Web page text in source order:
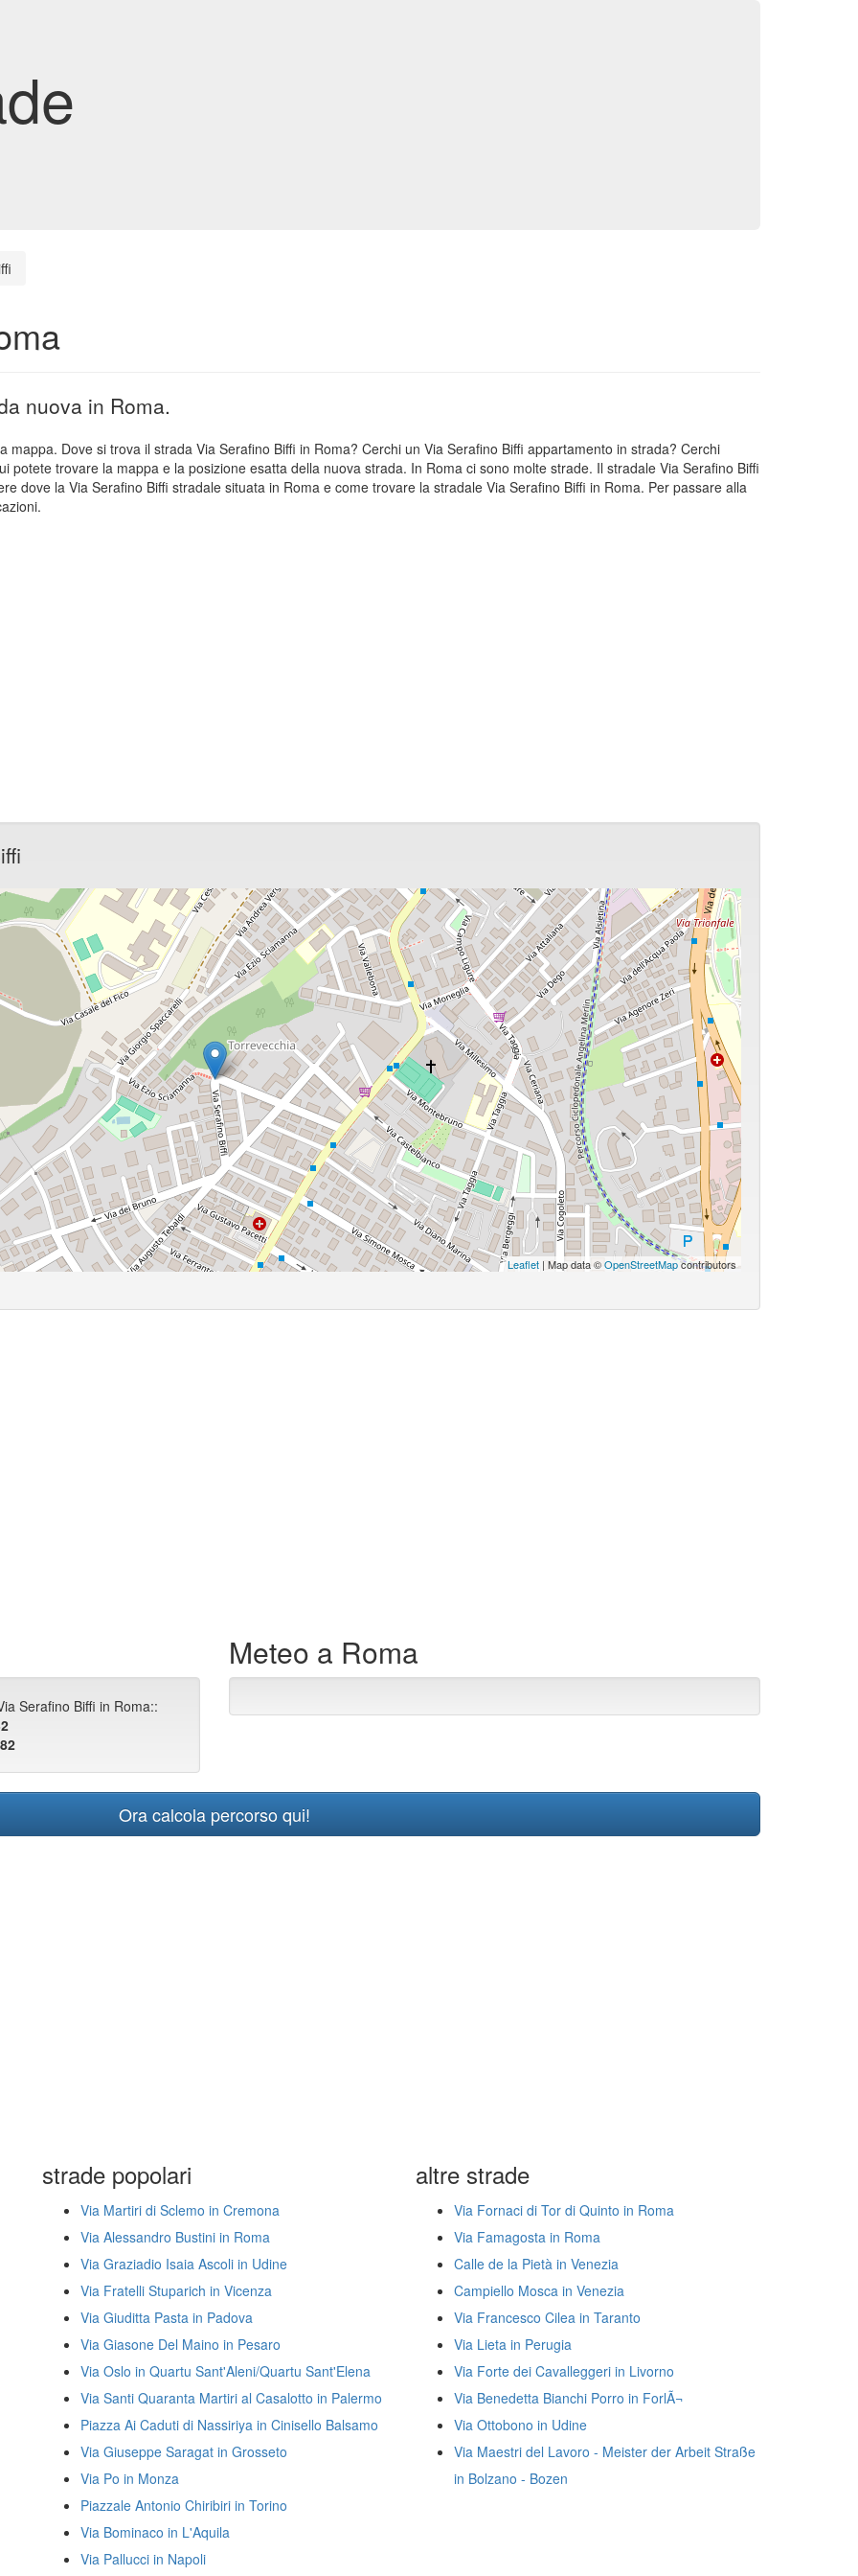
nuova in Roma.
mappa. Dove si trova il strada Via Serafino Biffi in Roma? Cerchi un Via Serafino Biffi appartamento in strada? Cerchi
potete trovare la mappa e la posizione esatta della nuova strada. In Roma ci sono molte strade. Il stradale Via Serafino Biffi
dove la Via Serafino Biffi stradale situata in Roma e come trovare la stradale Via Serafino Biffi in Roma. Per passare alla
Leaflet | Map data ©OpenStreetMapcontributors
Serafino Biffi in Roma::
Meteo a Roma
Ora calcola percorso qui!
strade popolari
Via Martiri di Sclemo in Cremona
Via Alessandro Bustini in Roma
Via Graziadio Isaia Ascoli in Udine
Via Fratelli Stuparich in Vicenza
Via Giuditta Pasta in Padova
Via Giasone Del Maino in Pesaro
Via Oslo in Quartu Sant'Aleni/Quartu Sant'Elena
Via Santi Quaranta Martiri al Casalotto in Palermo
Piazza Ai Caduti di Nassiriya in Cinisello Balsamo
Via Giuseppe Saragat in Grosseto
Via Po in Monza
Piazzale Antonio Chiribiri in Torino
Via Bominaco in L'Aquila
Via Pallucci in Napoli
altre strade
Via Fornaci di Tor di Quinto in Roma
Via Famagosta in Roma
Calle de la Pietà in Venezia
Campiello Mosca in Venezia
Via Francesco Cilea in Taranto
Via Lieta in Perugia
Via Forte dei Cavalleggeri in Livorno
Via Benedetta Bianchi Porro in ForlÃ¬
Via Ottobono in Udine
Via Maestri del Lavoro - Meister der Arbeit Straße
in Bolzano - Bozen